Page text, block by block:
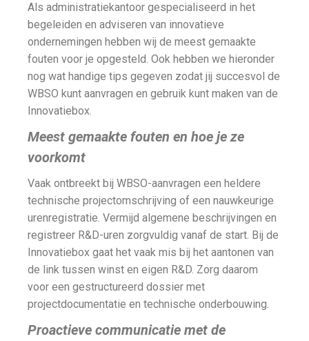
Als administratiekantoor gespecialiseerd in het
begeleiden en adviseren van innovatieve
ondernemingen hebben wij de meest gemaakte
fouten voor je opgesteld. Ook hebben we hieronder
nog wat handige tips gegeven zodat jij succesvol de
WBSO kunt aanvragen en gebruik kunt maken van de
Innovatiebox.
Meest gemaakte fouten en hoe je ze
voorkomt
Vaak ontbreekt bij WBSO-aanvragen een heldere
technische projectomschrijving of een nauwkeurige
urenregistratie. Vermijd algemene beschrijvingen en
registreer R&D-uren zorgvuldig vanaf de start. Bij de
Innovatiebox gaat het vaak mis bij het aantonen van
de link tussen winst en eigen R&D. Zorg daarom
voor een gestructureerd dossier met
projectdocumentatie en technische onderbouwing.
Proactieve communicatie met de